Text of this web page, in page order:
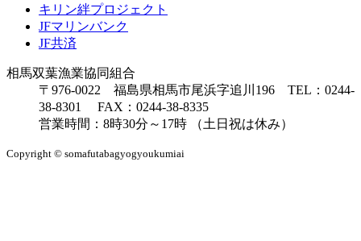
キリン絆プロジェクト
JFマリンバンク
JF共済
相馬双葉漁業協同組合
〒976-0022 福島県相馬市尾浜字追川196 TEL：0244-
38-8301 FAX：0244-38-8335
営業時間：8時30分～17時 （土日祝は休み）
Copyright © somafutabagyogyoukumiai